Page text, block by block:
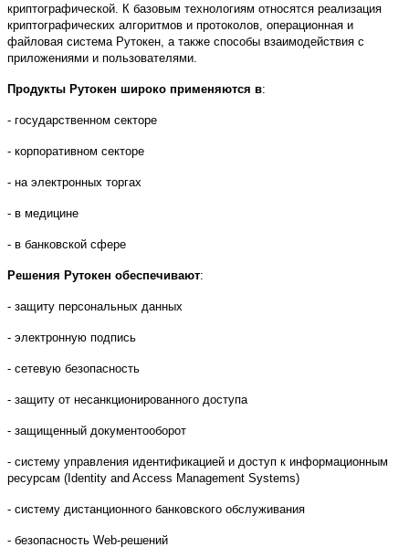
криптографической. К базовым технологиям относятся реализация
криптографических алгоритмов и протоколов, операционная и
файловая система Рутокен, а также способы взаимодействия с
приложениями и пользователями.
Продукты Рутокен широко применяются в:
- государственном секторе
- корпоративном секторе
- на электронных торгах
- в медицине
- в банковской сфере
Решения Рутокен обеспечивают:
- защиту персональных данных
- электронную подпись
- сетевую безопасность
- защиту от несанкционированного доступа
- защищенный документооборот
- систему управления идентификацией и доступ к информационным
ресурсам (Identity and Access Management Systems)
- систему дистанционного банковского обслуживания
- безопасность Web-решений